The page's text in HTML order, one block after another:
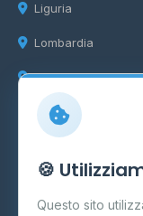
Liguria
Lombardia
Marche
Info
Cos'è il GPL
FAQ
🍪
Questo sito